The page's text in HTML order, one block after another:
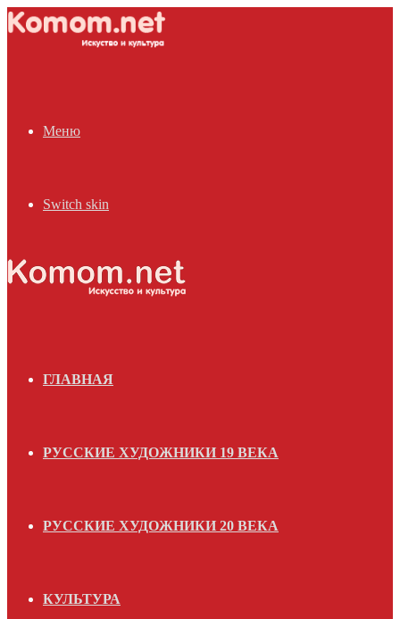
Меню
Switch skin
ГЛАВНАЯ
РУССКИЕ ХУДОЖНИКИ 19 ВЕКА
РУССКИЕ ХУДОЖНИКИ 20 ВЕКА
КУЛЬТУРА